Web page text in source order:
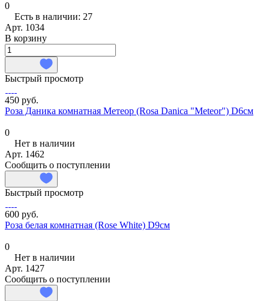
0
Есть в наличии: 27
Арт. 1034
В корзину
Быстрый просмотр
450 руб.
Роза Даника комнатная Метеор (Rosa Danica "Meteor") D6см
0
Нет в наличии
Арт. 1462
Сообщить о поступлении
Быстрый просмотр
600 руб.
Роза белая комнатная (Rose White) D9см
0
Нет в наличии
Арт. 1427
Сообщить о поступлении